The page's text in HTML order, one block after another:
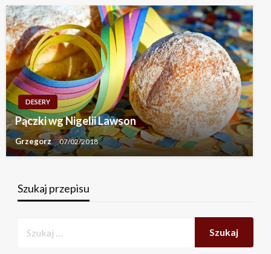
DESERY
Pączki wg Nigelii Lawson
Grzegorz 07/02/2018
Szukaj przepisu